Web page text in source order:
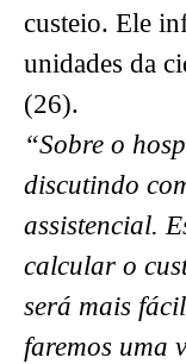
custeio. Ele
unidades da
(26).
“Sobre o
discutindo
assistencial.
calcular o
será mais
faremos uma